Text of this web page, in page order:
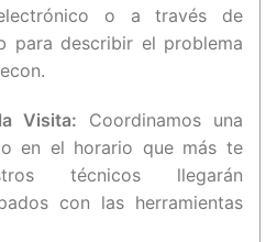
o a través de
para describir el problema
Visita: Coordinamos una
en el horario que más te
técnicos llegarán
con las herramientas